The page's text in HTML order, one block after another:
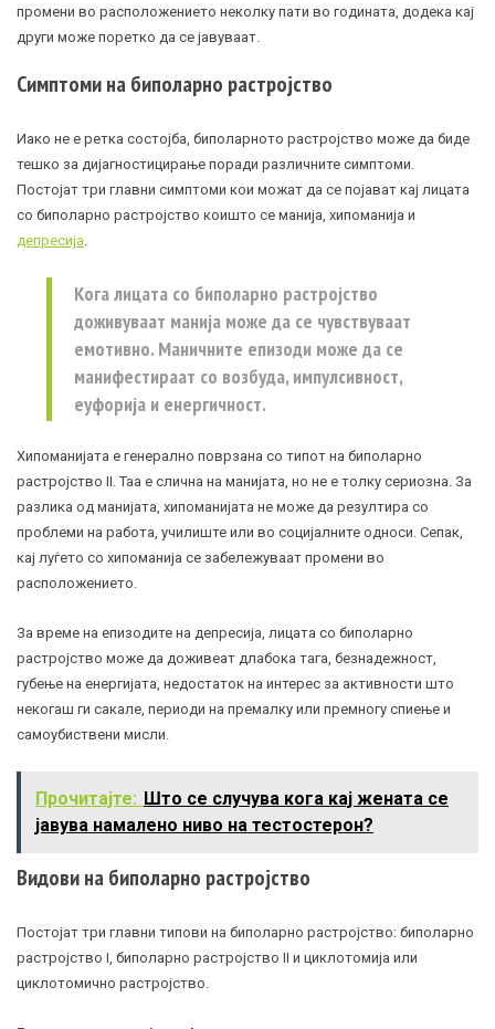
промени во расположението неколку пати во годината, додека кај
други може поретко да се јавуваат.
Симптоми на биполарно растројство
Иако не е ретка состојба, биполарното растројство може да биде
тешко за дијагностицирање поради различните симптоми.
Постојат три главни симптоми кои можат да се појават кај лицата
со биполарно растројство коишто се манија, хипоманија и
депресија.
Кога лицата со биполарно растројство
доживуваат манија може да се чувствуваат
емотивно. Маничните епизоди може да се
манифестираат со возбуда, импулсивност,
еуфорија и енергичност.
Хипоманијата е генерално поврзана со типот на биполарно
растројство II. Таа е слична на манијата, но не е толку сериозна. За
разлика од манијата, хипоманијата не може да резултира со
проблеми на работа, училиште или во социјалните односи. Сепак,
кај луѓето со хипоманија се забележуваат промени во
расположението.
За време на епизодите на депресија, лицата со биполарно
растројство може да доживеат длабока тага, безнадежност,
губење на енергијата, недостаток на интерес за активности што
некогаш ги сакале, периоди на премалку или премногу спиење и
самоубиствени мисли.
Прочитајте: Што се случува кога кај жената се
јавува намалено ниво на тестостерон?
Видови на биполарно растројство
Постојат три главни типови на биполарно растројство: биполарно
растројство I, биполарно растројство II и циклотомија или
циклотомично растројство.